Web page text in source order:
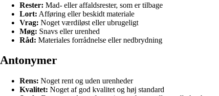
Rester: Mad- eller affaldsrester, som er tilbage
Lort: Afføring eller beskidt materiale
Vrag: Noget værdiløst eller ubrugeligt
Møg: Snavs eller urenhed
Råd: Materiales forrådnelse eller nedbrydning
Antonymer
Rens: Noget rent og uden urenheder
Kvalitet: Noget af god kvalitet og høj standard